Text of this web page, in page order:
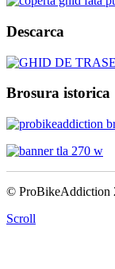
Descarca
Brosura istorica
© ProBikeAddiction
Scroll